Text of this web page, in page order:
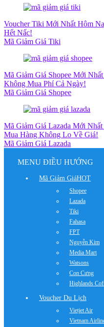
Voucher Tiki Mới Nhất Hôm
Hết Nấc!
Mã Giảm Giá Tiki
Mã Giảm Giá Shopee Mới
Không Mua Phí Cả Ngày!
Mã Giảm Giá Shopee
Mã Giảm Giá Lazada Mới
Mua Hàng Không Lo Về Giá!
Mã Giảm Giá Lazada
MENU ĐIỀU HƯỚNG
Mã Giảm GiáHOT
Shopee
Lazada
Tiki
Fahasa
FPT
Nguyễn Kim
Media Mart
Watsons
Con Cưng
Highlands
Voucher Du Lịch
Vietjet Air
Vietnam